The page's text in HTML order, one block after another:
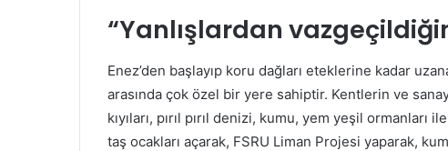
“Yanlışlardan
Enez’den başlayıp koru dağları eteklerine kadar
arasında çok özel bir yere sahiptir. Kentlerin ve
kıyıları, pırıl pırıl denizi, kumu, yem yeşil
taş ocakları açarak, FSRU Liman Projesi yaparak,